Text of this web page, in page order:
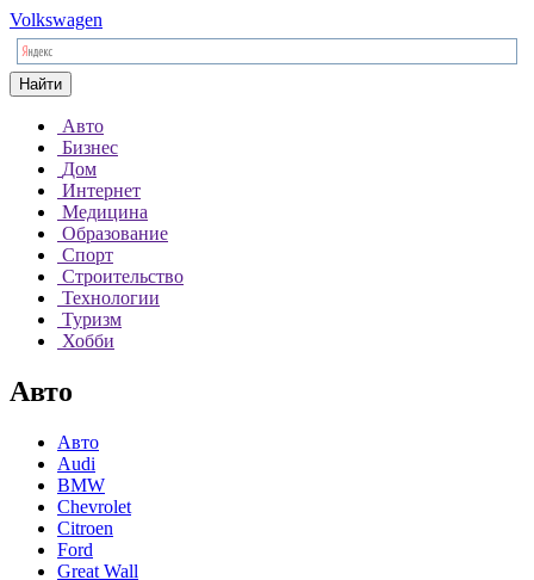
Volkswagen
Найти
Авто
Бизнес
Дом
Интернет
Медицина
Образование
Спорт
Строительство
Технологии
Туризм
Хобби
Авто
Авто
Audi
BMW
Chevrolet
Citroen
Ford
Great Wall